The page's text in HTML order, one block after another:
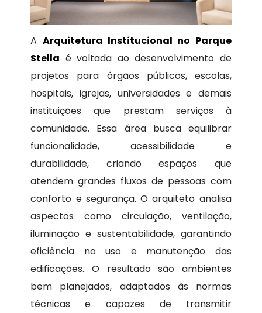
A Arquitetura Institucional no Parque
Stella é voltada ao desenvolvimento de
projetos para órgãos públicos, escolas,
hospitais, igrejas, universidades e demais
instituições que prestam serviços à
comunidade. Essa área busca equilibrar
funcionalidade, acessibilidade e
durabilidade, criando espaços que
atendem grandes fluxos de pessoas com
conforto e segurança. O arquiteto analisa
aspectos como circulação, ventilação,
iluminação e sustentabilidade, garantindo
eficiência no uso e manutenção das
edificações. O resultado são ambientes
bem planejados, adaptados às normas
técnicas e capazes de transmitir